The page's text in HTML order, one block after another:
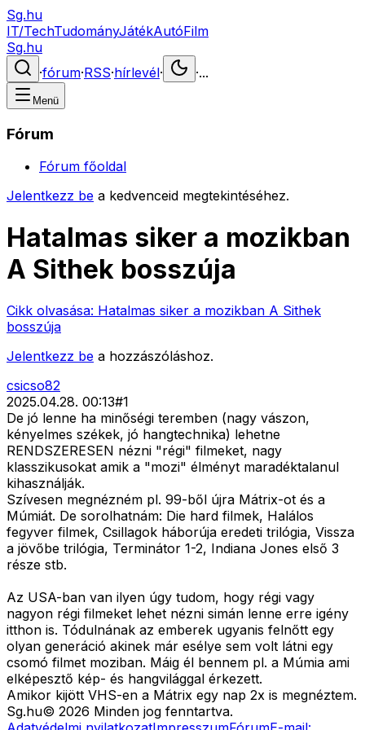
Sg.hu
IT/TechTudományJátékAutóFilm
Sg.hu
·fórum·RSS·hírlevél· ·...
Menü
Fórum
Fórum főoldal
Jelentkezz be a kedvenceid megtekintéséhez.
Hatalmas siker a mozikban
A Sithek bosszúja
Cikk olvasása: Hatalmas siker a mozikban A Sithek
bosszúja
Jelentkezz be a hozzászóláshoz.
csicso82
2025.04.28. 00:13#1
De jó lenne ha minőségi teremben (nagy vászon,
kényelmes székek, jó hangtechnika) lehetne
RENDSZERESEN nézni "régi" filmeket, nagy
klasszikusokat amik a "mozi" élményt maradéktalanul
kihasználják.
Szívesen megnézném pl. 99-ből újra Mátrix-ot és a
Múmiát. De sorolhatnám: Die hard filmek, Halálos
fegyver filmek, Csillagok háborúja eredeti trilógia, Vissza
a jövőbe trilógia, Terminátor 1-2, Indiana Jones első 3
része stb.
Az USA-ban van ilyen úgy tudom, hogy régi vagy
nagyon régi filmeket lehet nézni simán lenne erre igény
itthon is. Tódulnának az emberek ugyanis felnőtt egy
olyan generáció akinek már esélye sem volt látni egy
csomó filmet moziban. Máig él bennem pl. a Múmia ami
elképesztő kép- és hangvilággal érkezett.
Amikor kijött VHS-en a Mátrix egy nap 2x is megnéztem.
Sg.hu© 2026 Minden jog fenntartva.